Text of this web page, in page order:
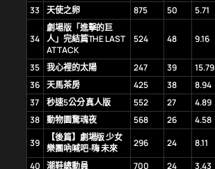
33 天使之卵 875 50 5.71
34
劇場版「進擊的巨
人」完結篇THE LAST
ATTACK
524 48 9.16
35 我心裡的太陽 247 39 15.79
36 天馬茶房 425 38 8.94
37
秒速5公分 真人版 552 27 4.89
38 動物園驚魂夜 568 26 4.58
39
【後篇】劇場版 少女
樂團吶喊吧-嗨 未來
296 24 8.11
40 潮鞋總動員 700 24 3.43